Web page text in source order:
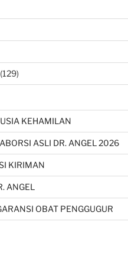
KEHAMILAN
ASLI DR. ANGEL 2026
KIRIMAN
ANGEL
OBAT PENGGUGUR